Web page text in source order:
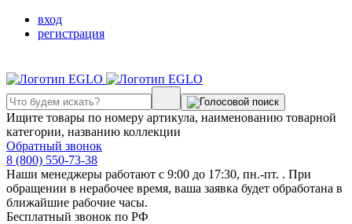
вход
регистрация
Ищите товары по номеру артикула, наименованию товарной
категории, названию коллекции
Обратный звонок
8 (800) 550-73-38
Наши менеджеры работают с 9:00 до 17:30, пн.-пт. . При
обращении в нерабочее время, ваша заявка будет обработана в
ближайшие рабочие часы.
Бесплатный звонок по РФ